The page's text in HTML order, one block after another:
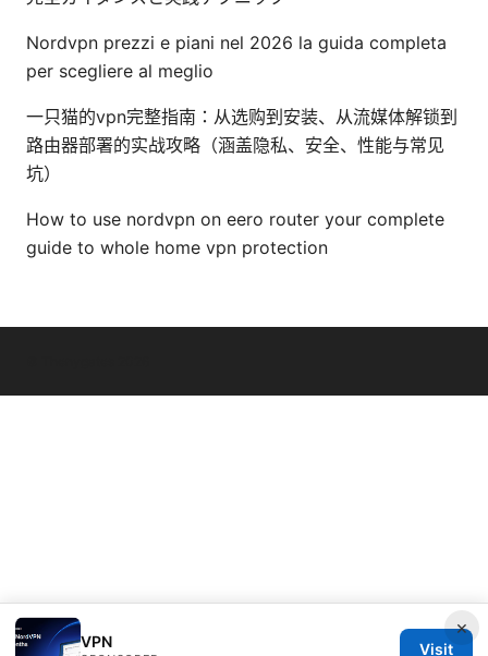
Nordvpn prezzi e piani nel 2026 la guida completa
per scegliere al meglio
一只猫的vpn完整指南：从选购到安装、从流媒体解锁到
路由器部署的实战攻略（涵盖隐私、安全、性能与常见
坑）
How to use nordvpn on eero router your complete
guide to whole home vpn protection
×
VPN Visit